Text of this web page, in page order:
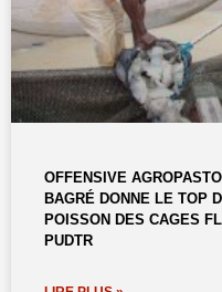
OFFENSIVE
BAGRÉ DONNE LE TOP
POISSON DES CAGES
PUDTR